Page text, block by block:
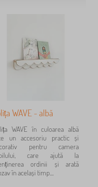
WAVE - albă
WAVE în culoarea albă
un accesoriu practic și
pentru camera
care ajută la
ordinii și arată
în același timp....